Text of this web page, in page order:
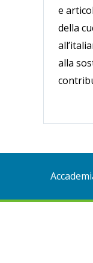
e
della
alla